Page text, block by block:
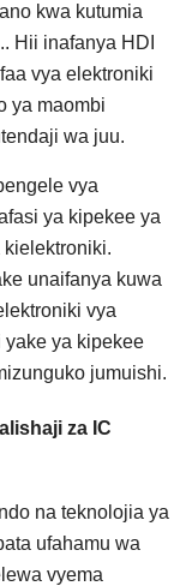
kwa kutumia
Hii inafanya HDI
vya elektroniki
ya maombi
wa juu.
vya
ya kipekee ya
kielektroniki.
unaifanya kuwa
vya
ya kipekee
jumuishi.
za IC
na teknolojia ya
ufahamu wa
vyema